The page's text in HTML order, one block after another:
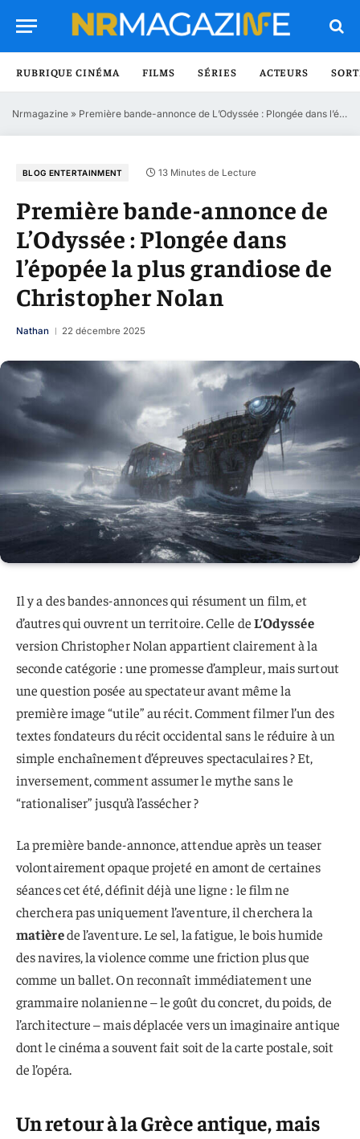
RUBRIQUE CINÉMA FILMS SÉRIES ACTEURS
Nrmagazine » Première bande-annonce de L’Odyssée : Plongée dans l’épopée la plus grandiose de Christopher Nolan
BLOG ENTERTAINMENT 13 Minutes de Lecture
Première bande-annonce de
L’Odyssée : Plongée dans
l’épopée la plus grandiose de
Christopher Nolan
Nathan 22 décembre 2025
Il y a des bandes-annonces qui résument un film, et
d’autres qui ouvrent un territoire. Celle deL’Odyssée
version Christopher Nolan appartient clairement à la
seconde catégorie : une promesse d’ampleur, mais surtout
une question posée au spectateur avant même la
première image “utile” au récit. Comment filmer l’un des
textes fondateurs du récit occidental sans le réduire à un
simple enchaînement d’épreuves spectaculaires ? Et,
inversement, comment assumer le mythe sans le
“rationaliser” jusqu’à l’assécher ?
La première bande-annonce, attendue après un teaser
volontairement opaque projeté en amont de certaines
séances cet été, définit déjà une ligne : le film ne
cherchera pas uniquement l’aventure, il cherchera la
matièrede l’aventure. Le sel, la fatigue, le bois humide
des navires, la violence comme une friction plus que
comme un ballet. On reconnaît immédiatement une
grammaire nolanienne – le goût du concret, du poids, de
l’architecture – mais déplacée vers un imaginaire antique
dont le cinéma a souvent fait soit de la carte postale, soit
de l’opéra.
Un retour à la Grèce antique, mais